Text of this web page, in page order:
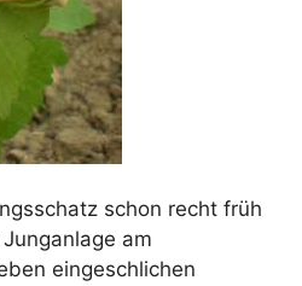
schon recht früh
am
eingeschlichen